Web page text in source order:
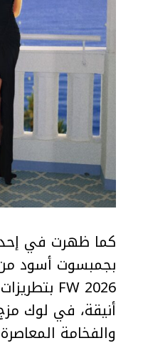
كما ظهرت في
أنيقة، في لوك
والفخامة